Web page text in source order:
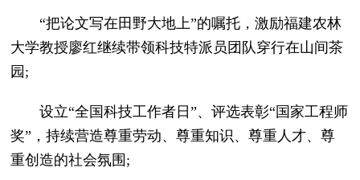
“把论文写在田野大地上”的嘱托，激励福建农林
大学教授廖红继续带领科技特派员团队穿行在山间茶
园;
设立“全国科技工作者日”、评选表彰“国家工程师
奖”，持续营造尊重劳动、尊重知识、尊重人才、尊
重创造的社会氛围;